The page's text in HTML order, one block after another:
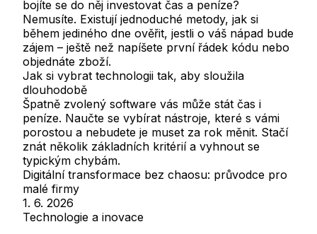
bojíte se do něj investovat čas a peníze?
Nemusíte. Existují jednoduché metody, jak si
během jediného dne ověřit, jestli o váš nápad bude
zájem – ještě než napíšete první řádek kódu nebo
objednáte zboží.
Jak si vybrat technologii tak, aby sloužila
dlouhodobě
Špatně zvolený software vás může stát čas i
peníze. Naučte se vybírat nástroje, které s vámi
porostou a nebudete je muset za rok měnit. Stačí
znát několik základních kritérií a vyhnout se
typickým chybám.
Digitální transformace bez chaosu: průvodce pro
malé firmy
1. 6. 2026
Technologie a inovace